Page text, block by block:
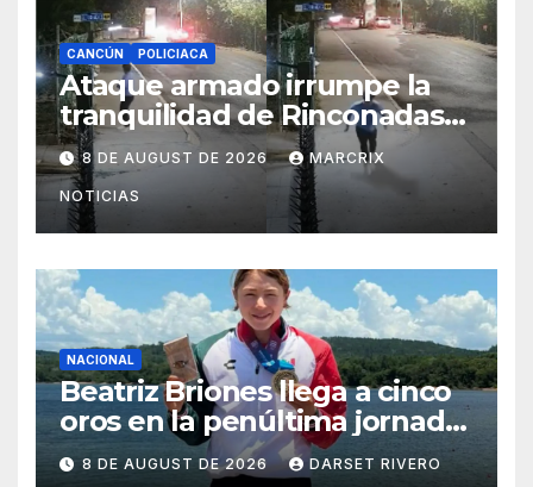
CANCÚN POLICIACA
Ataque armado irrumpe la
tranquilidad de Rinconadas
del Mar en Cancún
8 DE AUGUST DE 2026 MARCRIX
NOTICIAS
NACIONAL
Beatriz Briones llega a cinco
oros en la penúltima jornada
de Santo Domingo 2026
8 DE AUGUST DE 2026 DARSET RIVERO